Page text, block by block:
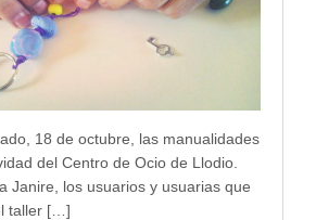
18 de octubre, las manualidades
del Centro de Ocio de Llodio.
Janire, los usuarios y usuarias que
taller […]